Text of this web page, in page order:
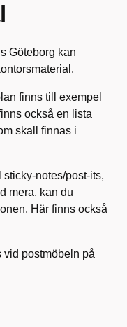
Göteborg kan
finns till exempel
också en lista
skall finnas i
notes/post-its,
mera, kan du
Här finns också
vid postmöbeln på